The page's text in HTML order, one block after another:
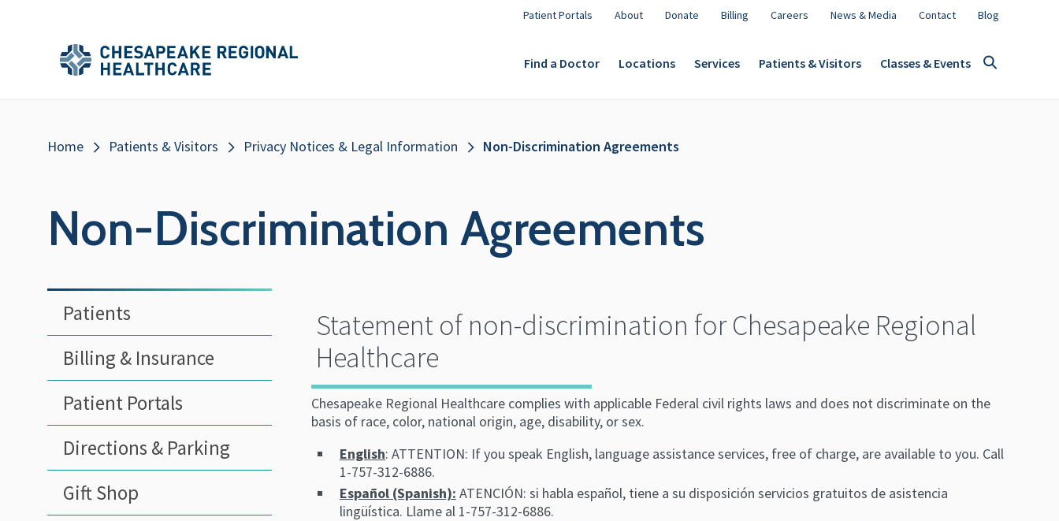
Main
Menu
Patient Portals About Donate Billing Careers News & Media Contact Blog
Main
Menu
Find a Doctor Locations Services Patients & Visitors Classes & Events
Breadcrumb
Home Patients & Visitors Privacy Notices & Legal Information Non-Discrimination Agreements
Non-Discrimination Agreements
Sidebar
Menu
Patients
Billing & Insurance
Patient Portals
Directions & Parking
Gift Shop
Statement of non-discrimination for Chesapeake Regional
Healthcare
Chesapeake Regional Healthcare complies with applicable Federal civil rights laws and does not discriminate on the
basis of race, color, national origin, age, disability, or sex.
English: ATTENTION: If you speak English, language assistance services, free of charge, are available to you. Call
1-757-312-6886.
Español (Spanish): ATENCIÓN: si habla español, tiene a su disposición servicios gratuitos de asistencia
lingüística. Llame al 1-757-312-6886.